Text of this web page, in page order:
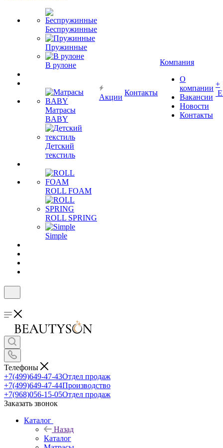
Беспружинные
Пружинные
В рулоне
Матрасы
BABY
Детский
текстиль
ROLL FOAM
ROLL SPRING
Simple
Акции
Контакты
Компания
О
компании
Вакансии
Новости
Контакты
+
Телефоны
+7(499)649-47-43Отдел продаж
+7(499)649-47-44Производство
+7(968)056-15-05Отдел продаж
Заказать звонок
Каталог
Назад
Каталог